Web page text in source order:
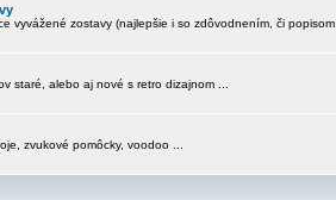
vyvážené zostavy (najlepšie i so zdôvodnením, či
staré, alebo aj nové s retro dizajnom ...
zvukové pomôcky, voodoo ...